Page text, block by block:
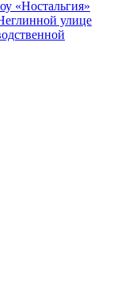
«Ностальгия»
улице